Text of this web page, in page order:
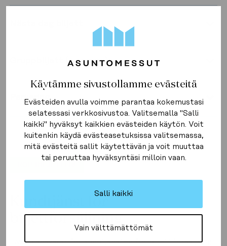
Käytämme sivustollamme evästeitä
Evästeiden avulla voimme parantaa kokemustasi
selatessasi verkkosivustoa. Valitsemalla "Salli
kaikki" hyväksyt kaikkien evästeiden käytön. Voit
kuitenkin käydä evästeasetuksissa valitsemassa,
mitä evästeitä sallit käytettävän ja voit muuttaa
tai peruuttaa hyväksyntäsi milloin vaan.
Vain välttämättömät
Salli kaikki
Gruppbiljett (4 person)
Parkering
Kundtjänst för
biljettförsäljning
Liveto ansvarar för kundtjänsten för biljettförsäljning.